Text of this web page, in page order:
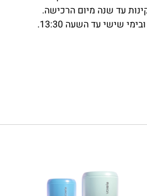
עד שנה מיום הרכישה.